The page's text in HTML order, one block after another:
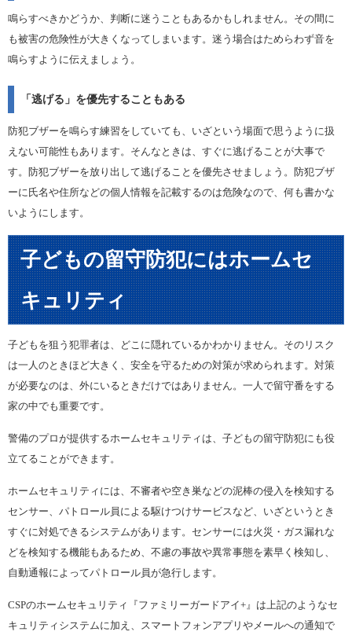
鳴らすべきかどうか、判断に迷うこともあるかもしれません。その間に
も被害の危険性が大きくなってしまいます。迷う場合はためらわず音を
鳴らすように伝えましょう。
「逃げる」を優先することもある
防犯ブザーを鳴らす練習をしていても、いざという場面で思うように扱
えない可能性もあります。そんなときは、すぐに逃げることが大事で
す。防犯ブザーを放り出して逃げることを優先させましょう。防犯ブザ
ーに氏名や住所などの個人情報を記載するのは危険なので、何も書かな
いようにします。
子どもの留守防犯にはホームセ
キュリティ
子どもを狙う犯罪者は、どこに隠れているかわかりません。そのリスク
は一人のときほど大きく、安全を守るための対策が求められます。対策
が必要なのは、外にいるときだけではありません。一人で留守番をする
家の中でも重要です。
警備のプロが提供するホームセキュリティは、子どもの留守防犯にも役
立てることができます。
ホームセキュリティには、不審者や空き巣などの泥棒の侵入を検知する
センサー、パトロール員による駆けつけサービスなど、いざというとき
すぐに対処できるシステムがあります。センサーには火災・ガス漏れな
どを検知する機能もあるため、不慮の事故や異常事態を素早く検知し、
自動通報によってパトロール員が急行します。
CSPのホームセキュリティ『ファミリーガードアイ+』は上記のようなセ
キュリティシステムに加え、スマートフォンアプリやメールへの通知で